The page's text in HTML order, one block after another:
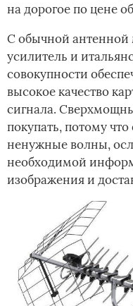
на дорогое по цене
С обычной антенной
усилитель и
совокупности
высокое качество
сигнала.
покупать, потому
ненужные волны,
необходимой
изображения и